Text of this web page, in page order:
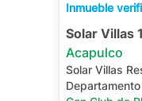
Inmueble
Solar Villas
Acapulco
Solar Villas
Departamento